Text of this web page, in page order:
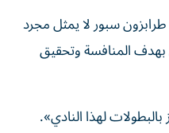
طرابزون سبور لا يمثل مجرد
بهدف المنافسة وتحقيق
لهذا النادي».